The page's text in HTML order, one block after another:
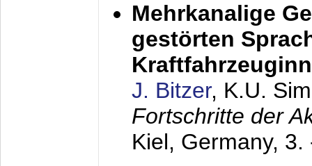
Mehrkanalige
gestörten
J. Bitzer, K.U.
Fortschritte der
Kiel, Germany, 3.